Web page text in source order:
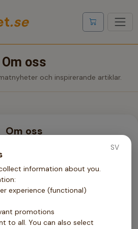
.se Visa
Om oss
och inspirerande artiklar.
Om oss
för alla som någon gång stått i köket
idag?" Vi vet hur stressigt
svårt det ibland är att komma på
Vår passion är att göra
och roligare!
vi inspirerande recept, smarta
SV
information about you.
experience (functional)
promotions
to all. You can also select